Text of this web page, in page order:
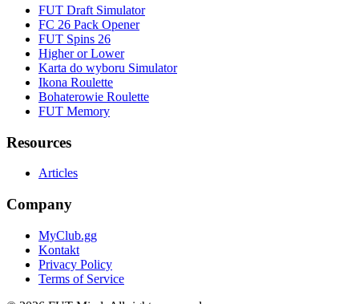
FUT Draft Simulator
FC 26 Pack Opener
FUT Spins 26
Higher or Lower
Karta do wyboru Simulator
Ikona Roulette
Bohaterowie Roulette
FUT Memory
Resources
Articles
Company
MyClub.gg
Kontakt
Privacy Policy
Terms of Service